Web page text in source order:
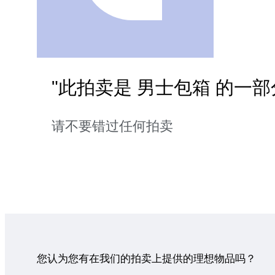
"此拍卖是 男士包箱 的一
请不要错过任何拍卖
您认为您有在我们的拍卖上提供的理想物品吗？